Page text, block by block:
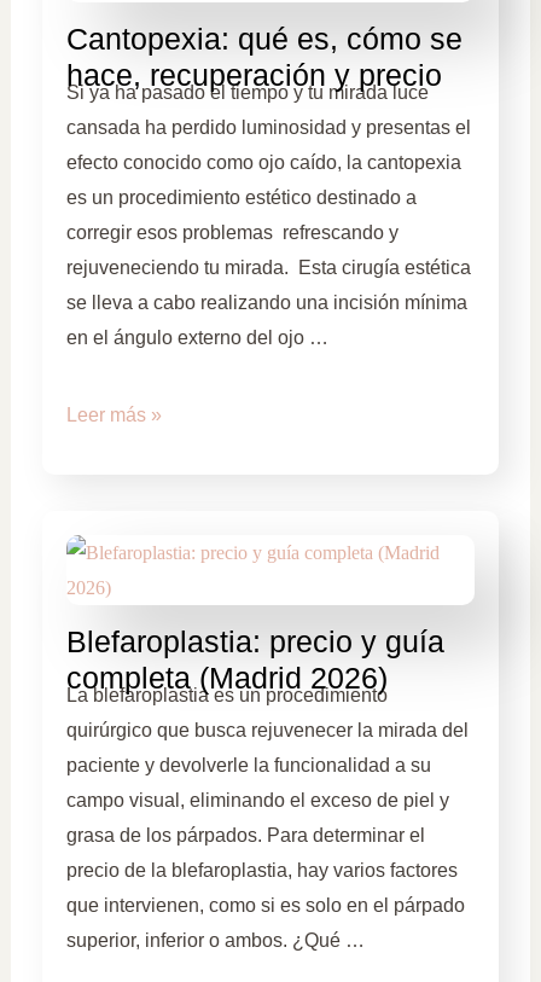
Cantopexia: qué es, cómo se
hace, recuperación y precio
Si ya ha pasado el tiempo y tu mirada luce
cansada ha perdido luminosidad y presentas el
efecto conocido como ojo caído, la cantopexia
es un procedimiento estético destinado a
corregir esos problemas refrescando y
rejuveneciendo tu mirada. Esta cirugía estética
se lleva a cabo realizando una incisión mínima
en el ángulo externo del ojo …
Leer más »
Blefaroplastia: precio y guía
completa (Madrid 2026)
La blefaroplastia es un procedimiento
quirúrgico que busca rejuvenecer la mirada del
paciente y devolverle la funcionalidad a su
campo visual, eliminando el exceso de piel y
grasa de los párpados. Para determinar el
precio de la blefaroplastia, hay varios factores
que intervienen, como si es solo en el párpado
superior, inferior o ambos. ¿Qué …